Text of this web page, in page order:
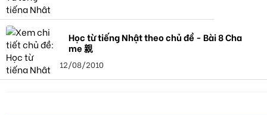
Học từ tiếng Nhật theo chủ đề - Bài 8 Cha
mẹ 親
12/08/2010